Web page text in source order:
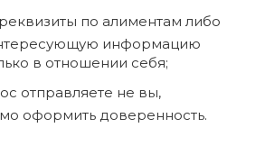
по алиментам либо
информацию
в отношении себя;
отправляете не вы,
оформить доверенность.